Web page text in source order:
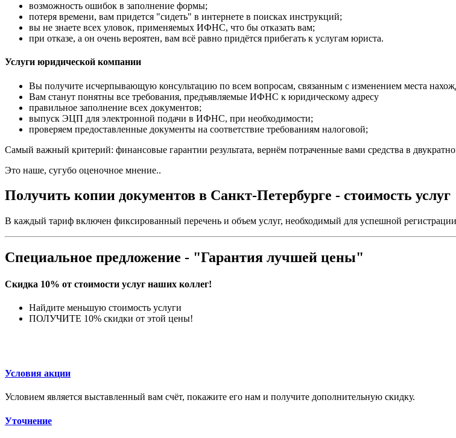
возможность ошибок в заполнение формы;
потеря времени, вам придется "сидеть" в интернете в поисках инструкций;
вы не знаете всех уловок, применяемых ИФНС, что бы отказать вам;
при отказе, а он очень вероятен, вам всё равно придётся прибегать к услугам юриста.
Услуги юридической компании
Вы получите исчерпывающую консультацию по всем вопросам, связанным с изменением места
Вам станут понятны все требования, предъявляемые ИФНС к юридическому адресу
правильное заполнение всех документов;
выпуск ЭЦП для электронной подачи в ИФНС, при необходимости;
проверяем предоставленные документы на соответствие требованиям налоговой;
Самый важный критерий: финансовые гарантии результата, вернём потраченные вами средства в
Это наше, сугубо оценочное мнение..
Получить копии документов в Санкт-Петербурге - стоимость услуг
В каждый тариф включен фиксированный перечень и объем услуг, необходимый для успешной
Специальное предложение - "Гарантия лучшей цены"
Скидка 10% от стоимости услуг наших коллег!
Найдите меньшую стоимость услуги
ПОЛУЧИТЕ 10% скидки от этой цены!
Условия акции
Условием является выставленный вам счёт, покажите его нам и получите дополнительную скидку.
Уточнение